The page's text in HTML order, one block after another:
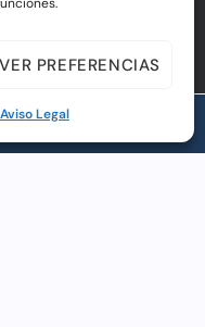
VER PREFERENCIAS
Aviso Legal